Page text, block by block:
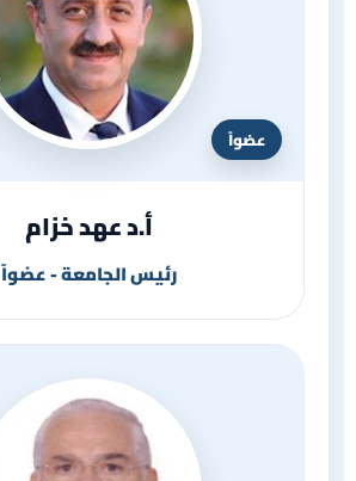
عضواً
أ.د عهد خزام
رئيس الجامعة - عضواً